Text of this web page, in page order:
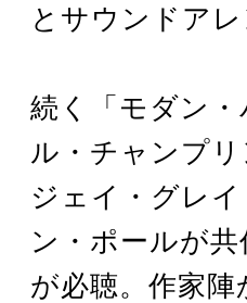
とサウンドア
続く「モダン
ル・チャンプ
ジェイ・グレ
ン・ポールが
が必聴。作家